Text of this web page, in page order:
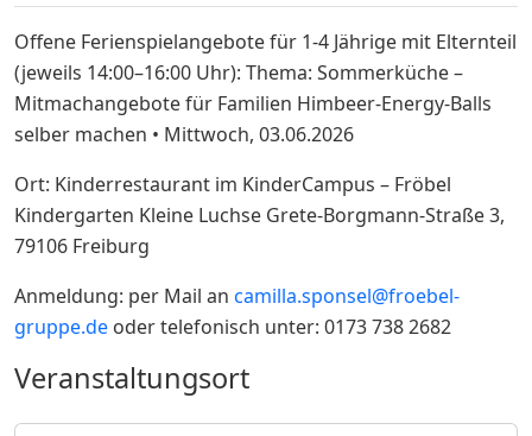
Offene Ferienspielangebote für 1-4 Jährige mit Elternteil
(jeweils 14:00–16:00 Uhr): Thema: Sommerküche –
Mitmachangebote für Familien Himbeer-Energy-Balls
selber machen • Mittwoch, 03.06.2026
Ort: Kinderrestaurant im KinderCampus – Fröbel
Kindergarten Kleine Luchse Grete-Borgmann-Straße 3,
79106 Freiburg
Anmeldung: per Mail an camilla.sponsel@froebel-
gruppe.de oder telefonisch unter: 0173 738 2682
Veranstaltungsort